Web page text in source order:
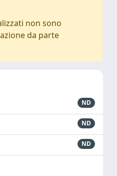
non sono
da parte
ND
ND
ND